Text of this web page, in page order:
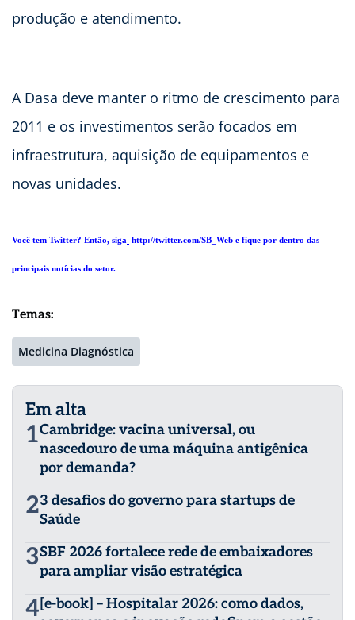
produção e atendimento.
A Dasa deve manter o ritmo de crescimento para
2011 e os investimentos serão focados em
infraestrutura, aquisição de equipamentos e
novas unidades.
Você tem Twitter? Então, siga http://twitter.com/SB_Web e fique por dentro das
principais notícias do setor.
Temas:
Medicina Diagnóstica
Em alta
1Cambridge: vacina universal, ou
nascedouro de uma máquina antigênica
por demanda?
23 desafios do governo para startups de
Saúde
3SBF 2026 fortalece rede de embaixadores
para ampliar visão estratégica
4[e-book] – Hospitalar 2026: como dados,